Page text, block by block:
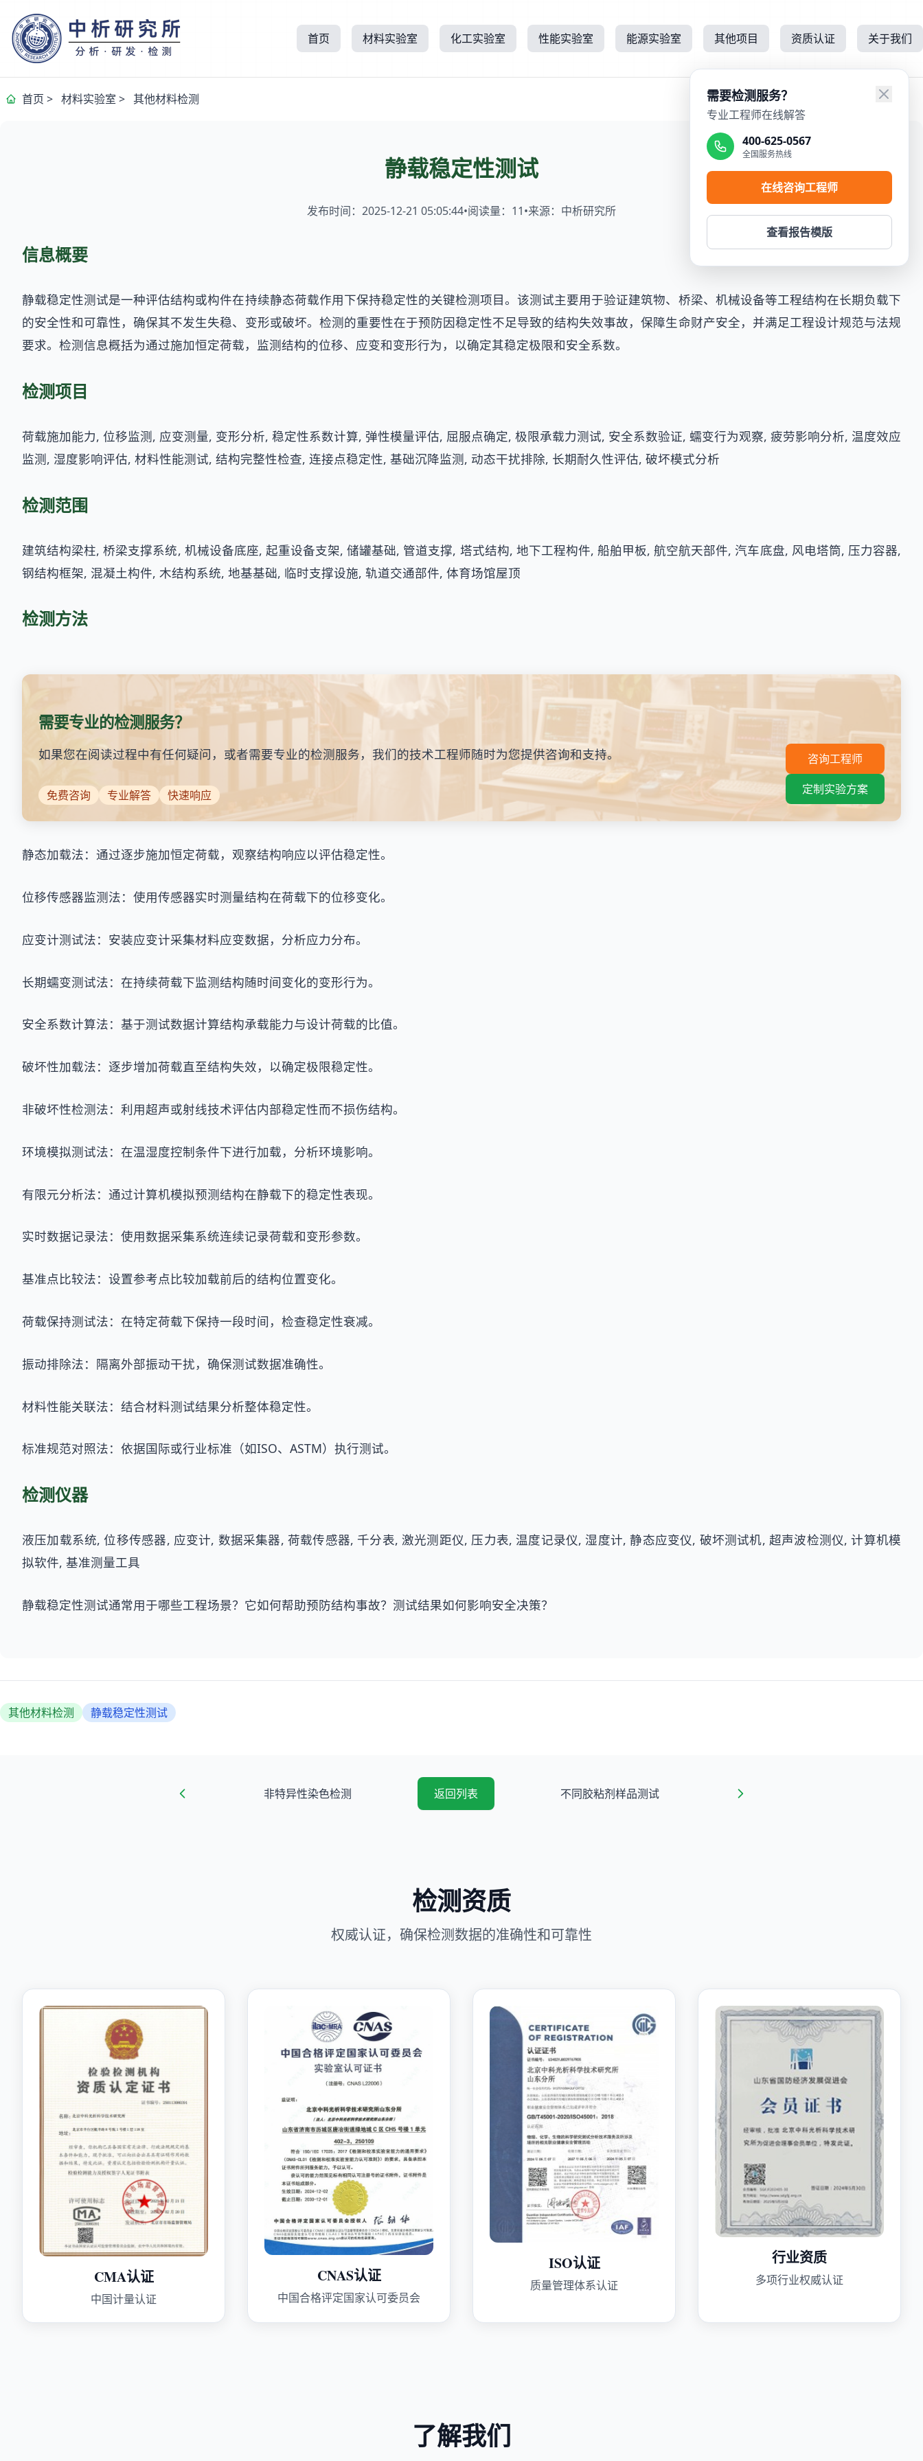
首页 材料实验室 化工实验室 性能实验室 能源实验室 其他项目 资质认证 关于我们
首页 > 材料实验室 > 其他材料检测
静载稳定性测试
发布时间：2025-12-21 05:05:44•阅读量： 11•来源：中析研究所
信息概要
静载稳定性测试是一种评估结构或构件在持续静态荷载作用下保持稳定性的关键检测项目。该测试主要用于验证建筑物、桥梁、机械设备等工程结构在长期负载下
的安全性和可靠性，确保其不发生失稳、变形或破坏。检测的重要性在于预防因稳定性不足导致的结构失效事故，保障生命财产安全，并满足工程设计规范与法规
要求。检测信息概括为通过施加恒定荷载，监测结构的位移、应变和变形行为，以确定其稳定极限和安全系数。
检测项目
荷载施加能力, 位移监测, 应变测量, 变形分析, 稳定性系数计算, 弹性模量评估, 屈服点确定, 极限承载力测试, 安全系数验证, 蠕变行为观察, 疲劳影响分析, 温度效应
监测, 湿度影响评估, 材料性能测试, 结构完整性检查, 连接点稳定性, 基础沉降监测, 动态干扰排除, 长期耐久性评估, 破坏模式分析
检测范围
建筑结构梁柱, 桥梁支撑系统, 机械设备底座, 起重设备支架, 储罐基础, 管道支撑, 塔式结构, 地下工程构件, 船舶甲板, 航空航天部件, 汽车底盘, 风电塔筒, 压力容器,
钢结构框架, 混凝土构件, 木结构系统, 地基基础, 临时支撑设施, 轨道交通部件, 体育场馆屋顶
检测方法
需要专业的检测服务？
如果您在阅读过程中有任何疑问，或者需要专业的检测服务，我们的技术工程师随时为您提供咨询和支持。
免费咨询 专业解答 快速响应
咨询工程师
定制实验方案
静态加载法：通过逐步施加恒定荷载，观察结构响应以评估稳定性。
位移传感器监测法：使用传感器实时测量结构在荷载下的位移变化。
应变计测试法：安装应变计采集材料应变数据，分析应力分布。
长期蠕变测试法：在持续荷载下监测结构随时间变化的变形行为。
安全系数计算法：基于测试数据计算结构承载能力与设计荷载的比值。
破坏性加载法：逐步增加荷载直至结构失效，以确定极限稳定性。
非破坏性检测法：利用超声或射线技术评估内部稳定性而不损伤结构。
环境模拟测试法：在温湿度控制条件下进行加载，分析环境影响。
有限元分析法：通过计算机模拟预测结构在静载下的稳定性表现。
实时数据记录法：使用数据采集系统连续记录荷载和变形参数。
基准点比较法：设置参考点比较加载前后的结构位置变化。
荷载保持测试法：在特定荷载下保持一段时间，检查稳定性衰减。
振动排除法：隔离外部振动干扰，确保测试数据准确性。
材料性能关联法：结合材料测试结果分析整体稳定性。
标准规范对照法：依据国际或行业标准（如ISO、ASTM）执行测试。
检测仪器
液压加载系统, 位移传感器, 应变计, 数据采集器, 荷载传感器, 千分表, 激光测距仪, 压力表, 温度记录仪, 湿度计, 静态应变仪, 破坏测试机, 超声波检测仪, 计算机模
拟软件, 基准测量工具
静载稳定性测试通常用于哪些工程场景？它如何帮助预防结构事故？测试结果如何影响安全决策？
其他材料检测 静载稳定性测试
非特异性染色检测 返回列表 不同胶粘剂样品测试
检测资质
权威认证，确保检测数据的准确性和可靠性
CMA认证
中国计量认证
CNAS认证
中国合格评定国家认可委员会
ISO认证
质量管理体系认证
行业资质
多项行业权威认证
了解我们
需要检测服务？
专业工程师在线解答
400-625-0567
全国服务热线
在线咨询工程师
查看报告模版